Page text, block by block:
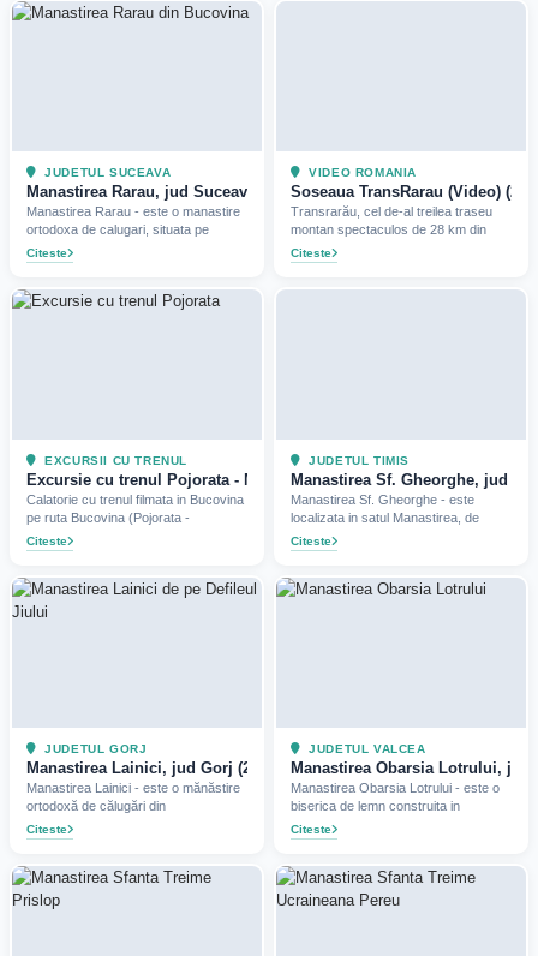
JUDETUL SUCEAVA
Manastirea Rarau, jud Suceava (2022)
Manastirea Rarau - este o manastire
ortodoxa de calugari, situata pe
Citeste
VIDEO ROMANIA
Soseaua TransRarau (Video)
Transrarău, cel de-al treilea traseu
montan spectaculos de 28 km din
Citeste
EXCURSII CU TRENUL
Excursie cu trenul Pojorata - Mestecanis (2020)
Calatorie cu trenul filmata in Bucovina
pe ruta Bucovina (Pojorata -
Citeste
JUDETUL TIMIS
Manastirea Sf. Gheorghe, jud
Manastirea Sf. Gheorghe - este
localizata in satul Manastirea, de
Citeste
JUDETUL GORJ
Manastirea Lainici, jud Gorj (2022)
Manastirea Lainici - este o mănăstire
ortodoxă de călugări din
Citeste
JUDETUL VALCEA
Manastirea Obarsia Lotrului, jud
Manastirea Obarsia Lotrului - este o
biserica de lemn construita in
Citeste